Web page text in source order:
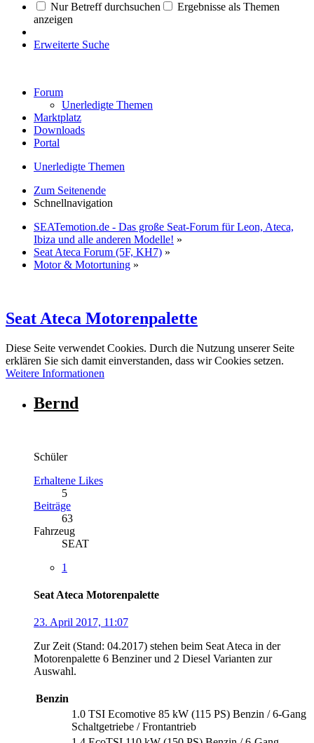
Nur Betreff durchsuchen
Ergebnisse als Themen
anzeigen
Erweiterte Suche
Forum
Unerledigte Themen
Marktplatz
Downloads
Portal
Unerledigte Themen
Zum Seitenende
Schnellnavigation
SEATemotion.de - Das große Seat-Forum für Leon, Ateca,
Ibiza und alle anderen Modelle! »
Seat Ateca Forum (5F, KH7) »
Motor & Motortuning »
Seat Ateca Motorenpalette
Diese Seite verwendet Cookies. Durch die Nutzung unserer Seite
erklären Sie sich damit einverstanden, dass wir Cookies setzen.
Weitere Informationen
Bernd
Schüler
Erhaltene Likes
5
Beiträge
63
Fahrzeug
SEAT
1
Seat Ateca Motorenpalette
23. April 2017, 11:07
Zur Zeit (Stand: 04.2017) stehen beim Seat Ateca in der
Motorenpalette 6 Benziner und 2 Diesel Varianten zur
Auswahl.
Benzin
1.0 TSI Ecomotive 85 kW (115 PS) Benzin / 6-Gang
Schaltgetriebe / Frontantrieb